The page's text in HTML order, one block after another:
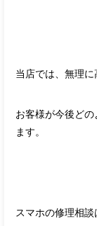
当店では、無理
お客様が今後ど
ます。
スマホの修理相談